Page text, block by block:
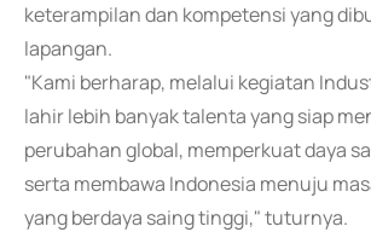
keterampilan dan kompetensi yang
lapangan.
"Kami berharap, melalui kegiatan
lahir lebih banyak talenta yang siap
perubahan global, memperkuat daya
serta membawa Indonesia menuju
yang berdaya saing tinggi," tuturnya.